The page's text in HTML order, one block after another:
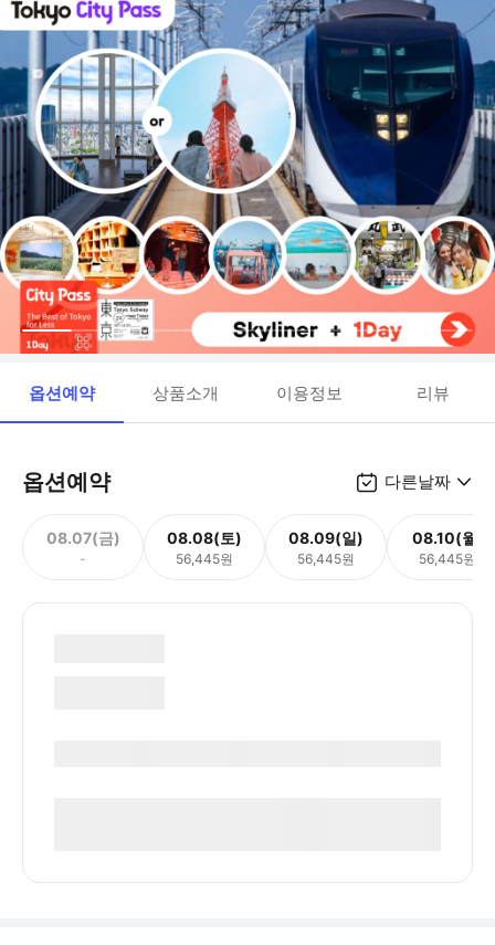
옵션예약 상품소개 이용정보 리뷰
옵션예약 다른날짜
08.07(금)
-
08.08(토)
56,445원
08.09(일)
56,445원
08.10(월)
56,445원